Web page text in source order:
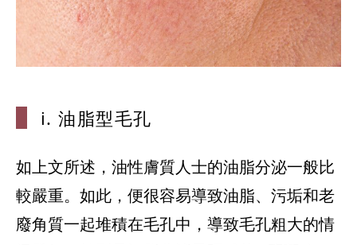
i. 油脂型毛孔
如上文所述，油性膚質人士的油脂分泌一般比
較嚴重。如此，便很容易導致油脂、污垢和老
廢角質一起堆積在毛孔中，導致毛孔粗大的情